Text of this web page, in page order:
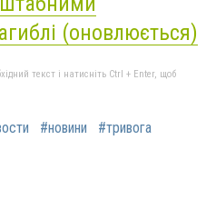
(оновлюється)
текст і натисніть Ctrl + Enter, щоб
#новини #тривога